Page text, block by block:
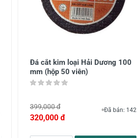
Đá cắt kim loại Hải Dương 100
mm (hộp 50 viên)
399,000 đ
320,000 đ
Đã bán: 142